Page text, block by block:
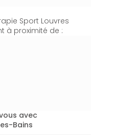
Sport Louvres
à proximité de :
avec
Bains